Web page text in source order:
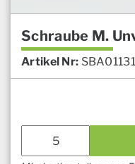
Schraube M.
Artikel Nr: